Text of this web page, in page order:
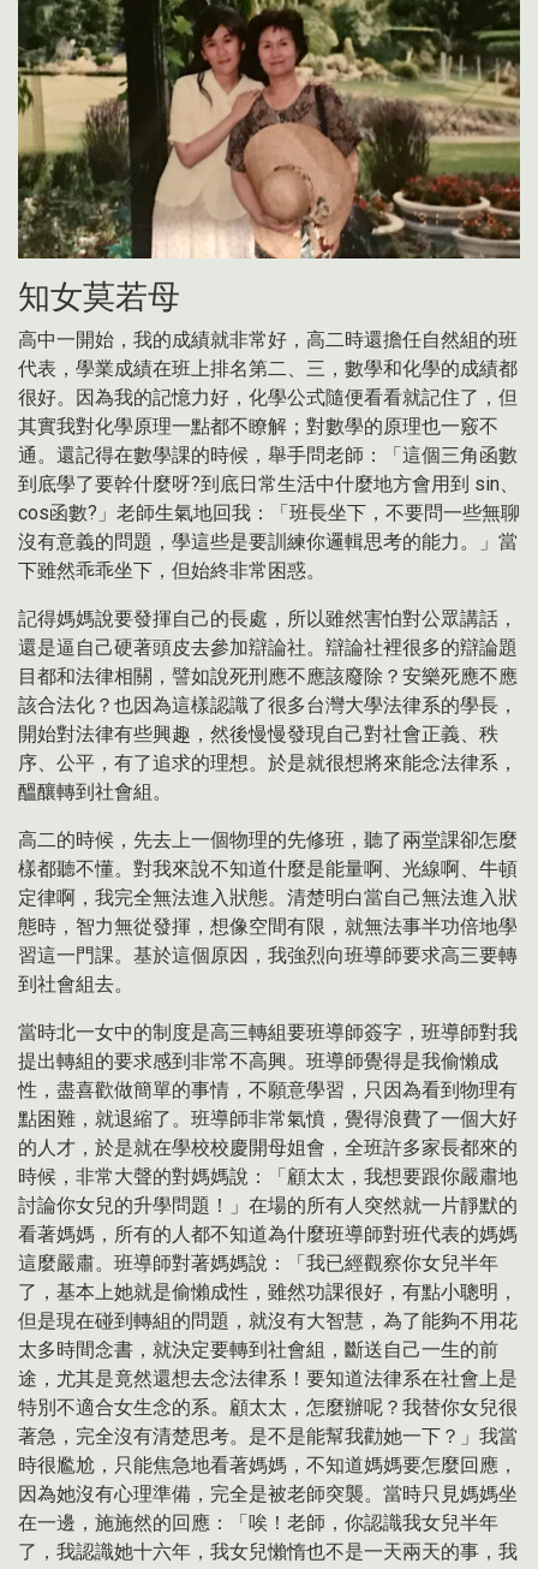
知女莫若母
高中一開始，我的成績就非常好，高二時還擔任自然組的班
代表，學業成績在班上排名第二、三，數學和化學的成績都
很好。因為我的記憶力好，化學公式隨便看看就記住了，但
其實我對化學原理一點都不瞭解；對數學的原理也一竅不
通。還記得在數學課的時候，舉手問老師：「這個三角函數
到底學了要幹什麼呀?到底日常生活中什麼地方會用到 sin、
cos函數?」老師生氣地回我：「班長坐下，不要問一些無聊
沒有意義的問題，學這些是要訓練你邏輯思考的能力。」當
下雖然乖乖坐下，但始終非常困惑。
記得媽媽說要發揮自己的長處，所以雖然害怕對公眾講話，
還是逼自己硬著頭皮去參加辯論社。辯論社裡很多的辯論題
目都和法律相關，譬如說死刑應不應該廢除？安樂死應不應
該合法化？也因為這樣認識了很多台灣大學法律系的學長，
開始對法律有些興趣，然後慢慢發現自己對社會正義、秩
序、公平，有了追求的理想。於是就很想將來能念法律系，
醞釀轉到社會組。
高二的時候，先去上一個物理的先修班，聽了兩堂課卻怎麼
樣都聽不懂。對我來說不知道什麼是能量啊、光線啊、牛頓
定律啊，我完全無法進入狀態。清楚明白當自己無法進入狀
態時，智力無從發揮，想像空間有限，就無法事半功倍地學
習這一門課。基於這個原因，我強烈向班導師要求高三要轉
到社會組去。
當時北一女中的制度是高三轉組要班導師簽字，班導師對我
提出轉組的要求感到非常不高興。班導師覺得是我偷懶成
性，盡喜歡做簡單的事情，不願意學習，只因為看到物理有
點困難，就退縮了。班導師非常氣憤，覺得浪費了一個大好
的人才，於是就在學校校慶開母姐會，全班許多家長都來的
時候，非常大聲的對媽媽說：「顧太太，我想要跟你嚴肅地
討論你女兒的升學問題！」在場的所有人突然就一片靜默的
看著媽媽，所有的人都不知道為什麼班導師對班代表的媽媽
這麼嚴肅。班導師對著媽媽說：「我已經觀察你女兒半年
了，基本上她就是偷懶成性，雖然功課很好，有點小聰明，
但是現在碰到轉組的問題，就沒有大智慧，為了能夠不用花
太多時間念書，就決定要轉到社會組，斷送自己一生的前
途，尤其是竟然還想去念法律系！要知道法律系在社會上是
特別不適合女生念的系。顧太太，怎麼辦呢？我替你女兒很
著急，完全沒有清楚思考。是不是能幫我勸她一下？」我當
時很尷尬，只能焦急地看著媽媽，不知道媽媽要怎麼回應，
因為她沒有心理準備，完全是被老師突襲。當時只見媽媽坐
在一邊，施施然的回應：「唉！老師，你認識我女兒半年
了，我認識她十六年，我女兒懶惰也不是一天兩天的事，我